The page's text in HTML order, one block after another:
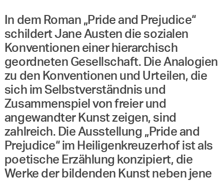
In dem Roman „Pride and Prejudice“
schildert Jane Austen die sozialen
Konventionen einer hierarchisch
geordneten Gesellschaft. Die Analogien
zu den Konventionen und Urteilen, die
sich im Selbstverständnis und
Zusammenspiel von freier und
angewandter Kunst zeigen, sind
zahlreich. Die Ausstellung „Pride and
Prejudice“ im Heiligenkreuzerhof ist als
poetische Erzählung konzipiert, die
Werke der bildenden Kunst neben jene